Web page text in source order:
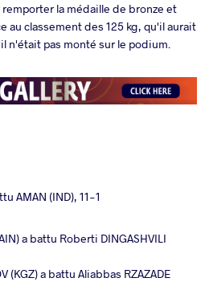
la médaille de bronze et
au classement des 125 kg, qu'il aurait
n'était pas monté sur le podium.
AMAN (IND), 11-1
a battu Roberti DINGASHVILI
(KGZ) a battu Aliabbas RZAZADE